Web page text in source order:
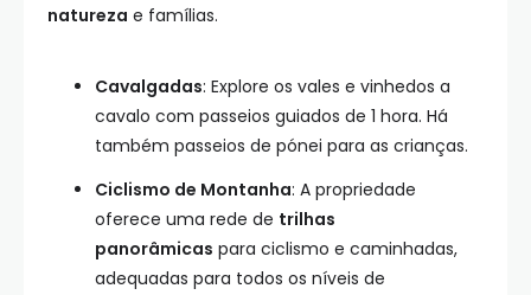
natureza e famílias.
Cavalgadas: Explore os vales e vinhedos a
cavalo com passeios guiados de 1 hora. Há
também passeios de pónei para as crianças.
Ciclismo de Montanha: A propriedade
oferece uma rede de trilhas
panorâmicas para ciclismo e caminhadas,
adequadas para todos os níveis de